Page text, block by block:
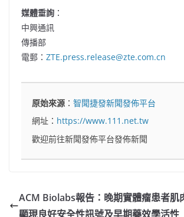
媒體垂詢 ：
中興通訊
傳播部
電郵： ZTE.press.release@zte.com.cn
原始來源 ：智聞捷發新聞發佈平台
網址： https://www.111.net.tw
歡迎前往新聞發佈平台發佈新聞
ACM Biolabs報告：晚期實體瘤患者肌
顯現良好安全性訊號及早期藥效學活性